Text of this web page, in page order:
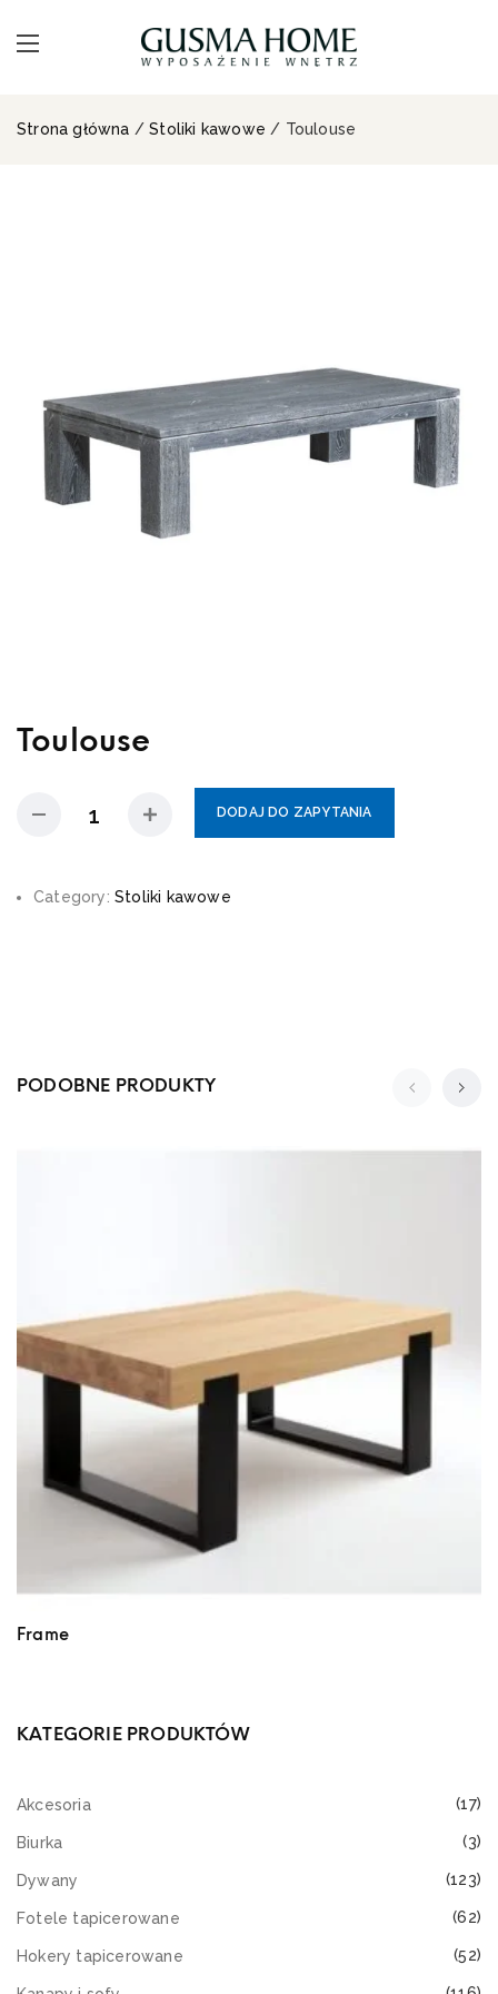
Strona główna /Stoliki kawowe / Toulouse
Toulouse
DODAJ DO ZAPYTANIA
Category: Stoliki kawowe
PODOBNE PRODUKTY
Frame
KATEGORIE PRODUKTÓW
Akcesoria (17)
Biurka (3)
Dywany (123)
Fotele tapicerowane (62)
Hokery tapicerowane (52)